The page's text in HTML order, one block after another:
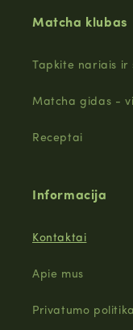
Matcha klubas
Tapkite nariais ir
Matcha gidas -
Receptai
Informacija
Kontaktai
Apie mus
Privatumo politika